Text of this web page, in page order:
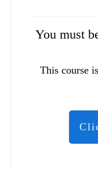
You must
This course